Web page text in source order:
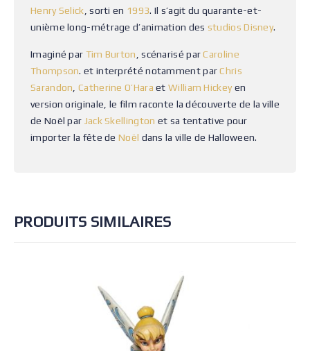
Henry Selick , sorti en 1993. Il s’agit du quarante-et-
unième long-métrage d’animation des studios Disney.
Imaginé par Tim Burton , scénarisé parCaroline
Thompson. et interprété notamment parChris
Sarandon ,Catherine O’Hara etWilliam Hickeyen
version originale, le film raconte la découverte de la ville
de Noël par Jack Skellington et sa tentative pour
importer la fête deNoël dans la ville de Halloween.
PRODUITS SIMILAIRES